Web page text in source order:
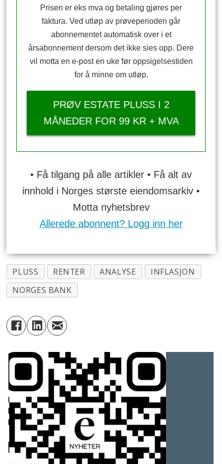
Prisen er eks mva og betaling gjøres per
faktura. Ved utløp av prøveperioden går
abonnementet automatisk over i et
årsabonnement dersom det ikke sies opp. Dere
vil motta en e-post en uke før oppsigelsestiden
for å minne om utløp.
PRØV ESTATE PLUSS I 2
MÅNEDER FOR 99 KR + MVA
• Få tilgang på alle artikler • Få alt av
innhold i Norges største eiendomsarkiv •
Motta nyhetsbrev
Allerede abonnent? Logg inn her
PLUSS RENTER ANALYSE
INFLASJON
NORGES BANK